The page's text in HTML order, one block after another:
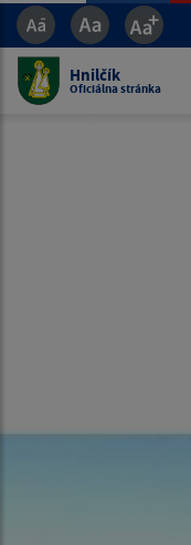
Hnilčík
Oficiálna stránka